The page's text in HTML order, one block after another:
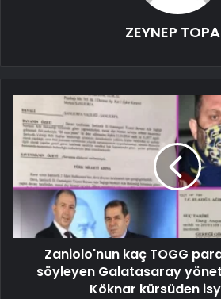
ZEYNEP
Zaniolo'nun kaç TOGG
söyleyen Galatasaray
Köknar kürsüden